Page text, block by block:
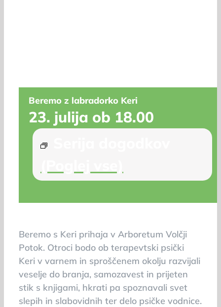
Beremo z labradorko Keri
23. julija ob 18.00
Beremo s Keri prihaja v Arboretum Volčji
Potok. Otroci bodo ob terapevtski psički
Keri v varnem in sproščenem okolju razvijali
veselje do branja, samozavest in prijeten
stik s knjigami, hkrati pa spoznavali svet
slepih in slabovidnih ter delo psičke vodnice.